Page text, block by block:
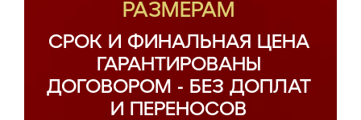
РАЗМЕРАМ
СРОК И ФИНАЛЬНАЯ ЦЕНА
ГАРАНТИРОВАНЫ
ДОГОВОРОМ - БЕЗ ДОПЛАТ
И ПЕРЕНОСОВ